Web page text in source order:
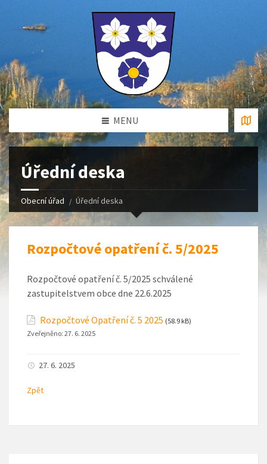
MENU
Úřední deska
Obecní úřad Úřední deska
Rozpočtové opatření č. 5/2025
Rozpočtové opatření č. 5/2025 schválené
zastupitelstvem obce dne 22.6.2025
Rozpočtové Opatření č. 5 2025 (58.9 kB)
Zveřejněno: 27. 6. 2025
27. 6. 2025
Zpět